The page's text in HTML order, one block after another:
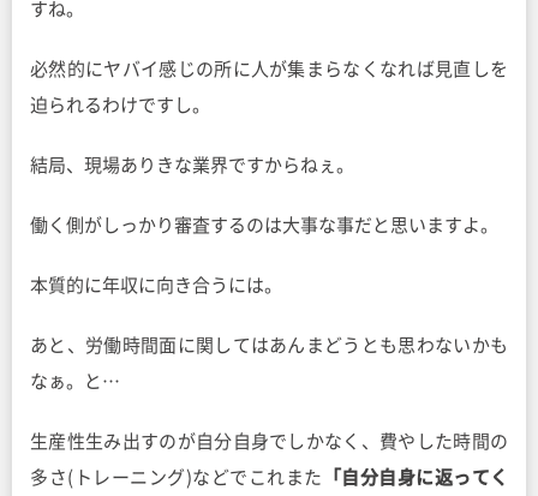
すね。
必然的にヤバイ感じの所に人が集まらなくなれば見直しを
迫られるわけですし。
結局、現場ありきな業界ですからねぇ。
働く側がしっかり審査するのは大事な事だと思いますよ。
本質的に年収に向き合うには。
あと、労働時間面に関してはあんまどうとも思わないかも
なぁ。と…
生産性生み出すのが自分自身でしかなく、費やした時間の
多さ(トレーニング)などでこれまた 「自分自身に返ってく